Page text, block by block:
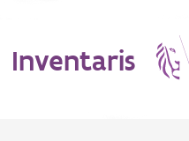
Inventaris